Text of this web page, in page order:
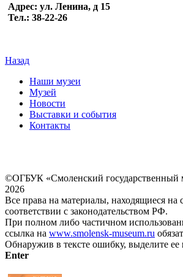
Адрес: ул. Ленина, д 15
Тел.: 38-22-26
Назад
Наши музеи
Музей
Новости
Выставки и события
Контакты
©ОГБУК «Смоленский государственный
2026
Все права на материалы, находящиеся на
соответствии с законодательством РФ.
При полном либо частичном
ссылка на www.smolensk-museum.ru
Обнаружив в тексте ошибку, выделите
Enter